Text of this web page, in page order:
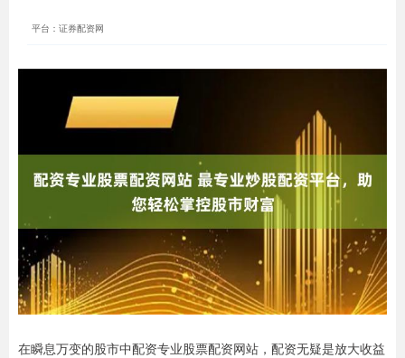
平台：证券配资网
在瞬息万变的股市中配资专业股票配资网站，配资无疑是放大收益